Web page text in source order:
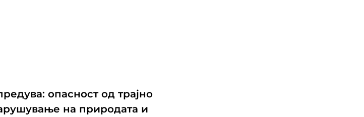
опасност од трајно
на природата и